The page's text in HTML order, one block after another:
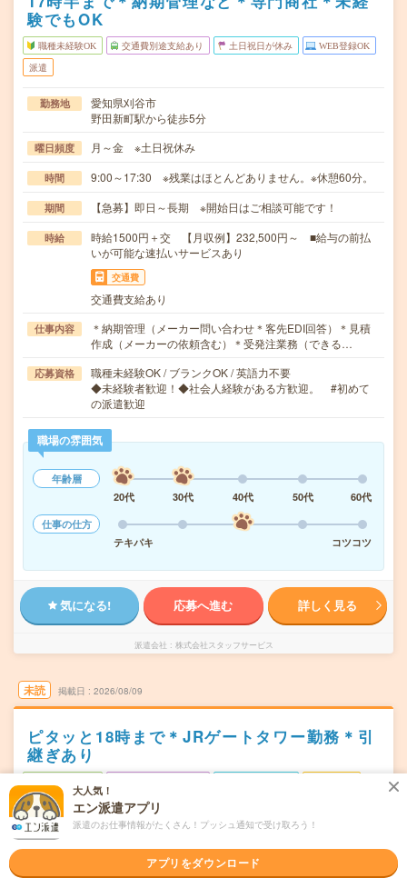
験でもOK
職種未経験OK 交通費別途支給あり 土日祝日が休み WEB登録OK
派遣
勤務地
愛知県刈谷市
野田新町駅から徒歩5分
曜日頻度 月～金 ※土日祝休み
時間 9:00～17:30 ※残業はほとんどありません。※休憩60分。
期間 【急募】即日～長期 ※開始日はご相談可能です！
時給
時給1500円＋交 【月収例】232,500円～ ■給与の前払
いが可能な速払いサービスあり
交通費
交通費支給あり
仕事内容
＊納期管理（メーカー問い合わせ＊客先EDI回答）＊見積
作成（メーカーの依頼含む）＊受発注業務（できる…
応募資格
職種未経験OK / ブランクOK / 英語力不要
◆未経験者歓迎！◆社会人経験がある方歓迎。 #初めて
の派遣歓迎
職場の雰囲気
年齢層
20代
30代 40代 50代
60代
仕事の仕方
テキパキ
コツコツ
気になる! 応募へ進む 詳しく見る
派遣会社 株式会社スタッフサービス
未読 掲載日 2026/08/09
ピタッと18時まで＊JRゲートタワー勤務＊引
継ぎあり
WEB登録OK 派遣
勤務地
名古屋駅から徒歩1分
月～金 ※土日祝休み
大人気！
エン派遣アプリ
派遣のお仕事情報がたくさん！プッシュ通知で受け取ろう！
アプリをダウンロード